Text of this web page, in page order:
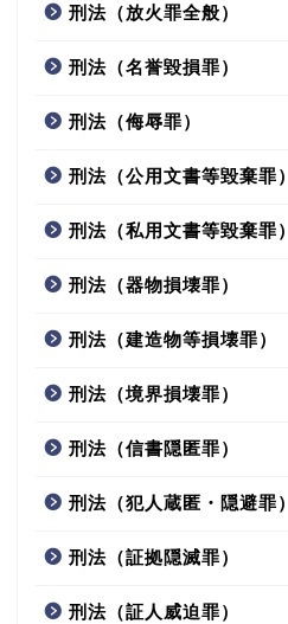
刑法（放火罪全般）
刑法（名誉毀損罪）
刑法（侮辱罪）
刑法（公用文書等毀棄罪）
刑法（私用文書等毀棄罪）
刑法（器物損壊罪）
刑法（建造物等損壊罪）
刑法（境界損壊罪）
刑法（信書隠匿罪）
刑法（犯人蔵匿・隠避罪）
刑法（証拠隠滅罪）
刑法（証人威迫罪）